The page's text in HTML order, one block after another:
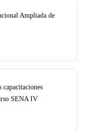
Ampliada de
capacitaciones
SENA IV